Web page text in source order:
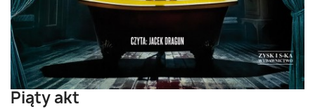
Piąty akt